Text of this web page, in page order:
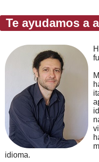
Te ayudamos a
idioma.